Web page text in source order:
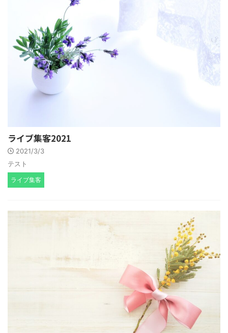
ライブ集客2021
2021/3/3
テスト
ライブ集客